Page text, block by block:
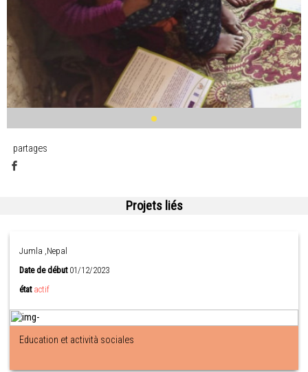
partages
Projets liés
Jumla ,Nepal
Date de début01/12/2023
état actif
Education et actività sociales